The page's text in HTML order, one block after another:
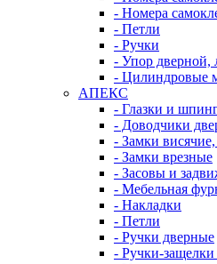
- Номера
- Петли
- Ручки
- Упор дверной,
- Цилиндровые
АПЕКС
- Глазки и
- Доводчики
- Замки
- Замки врезные
- Засовы и
- Мебельная
- Накладки
- Петли
- Ручки дверные
- Ручки-